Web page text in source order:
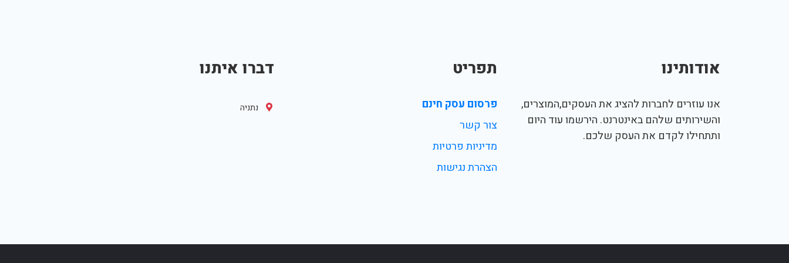
אודותינו
אנו עוזרים לחברות להציג את העסקים,המוצרים,
והשירותים שלהם באינטרנט. הירשמו עוד היום
ותתחילו לקדם את העסק שלכם.
תפריט
פרסום עסק חינם
צור קשר
מדיניות פרטיות
הצהרת נגישות
דברו איתנו
נתניה